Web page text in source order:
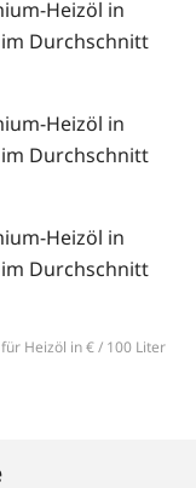
Heizöl in
Durchschnitt
Heizöl in
Durchschnitt
Heizöl in
Durchschnitt
Heizöl in € / 100 Liter